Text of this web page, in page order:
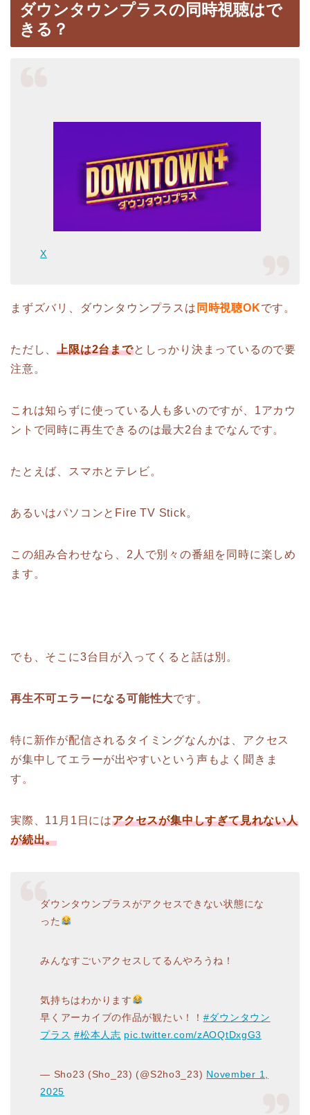
ダウンタウンプラスの同時視聴はで
きる？
X
まずズバリ、ダウンタウンプラスは 同時視聴OKです。
ただし、上限は2台までとしっかり決まっているので要
注意。
これは知らずに使っている人も多いのですが、1アカウ
ントで同時に再生できるのは最大2台までなんです。
たとえば、スマホとテレビ。
あるいはパソコンとFire TV Stick。
この組み合わせなら、2人で別々の番組を同時に楽しめ
ます。
でも、そこに3台目が入ってくると話は別。
再生不可エラーになる可能性大です。
特に新作が配信されるタイミングなんかは、アクセス
が集中してエラーが出やすいという声もよく聞きま
す。
実際、11月1日にはアクセスが集中しすぎて見れない人
が続出。
ダウンタウンプラスがアクセスできない状態にな
った
みんなすごいアクセスしてるんやろうね！
気持ちはわかります
早くアーカイブの作品が観たい！！ #ダウンタウン
プラス #松本人志 pic.twitter.com/zAOQtDxgG3
— Sho23 (Sho_23) (@S2ho3_23) November 1,
2025